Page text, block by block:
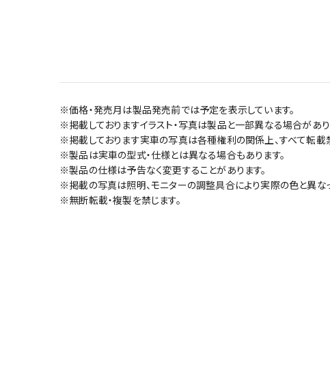
※価格・発売月は製品発売前では予定を表示しています。
※掲載しておりますイラスト・写真は製品と一部異なる場合があり
※掲載しております実車の写真は各種権利の関係上、すべて転載
※製品は実車の型式・仕様とは異なる場合もあります。
※製品の仕様は予告なく変更することがあります。
※掲載の写真は照明、モニターの調整具合により実際の色と異な
※無断転載・複製を禁じます。